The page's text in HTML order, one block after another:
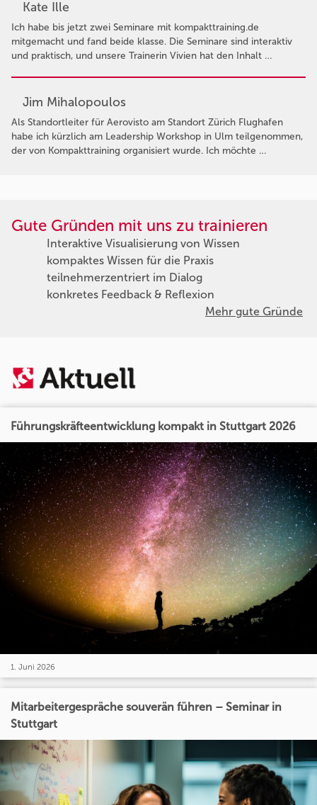
Kate Ille
Ich habe bis jetzt zwei Seminare mit kompakttraining.de
mitgemacht und fand beide klasse. Die Seminare sind interaktiv
und praktisch, und unsere Trainerin Vivien hat den Inhalt …
Jim Mihalopoulos
Als Standortleiter für Aerovisto am Standort Zürich Flughafen
habe ich kürzlich am Leadership Workshop in Ulm teilgenommen,
der von Kompakttraining organisiert wurde. Ich möchte …
Gute Gründen mit uns zu trainieren
Interaktive Visualisierung von Wissen
kompaktes Wissen für die Praxis
teilnehmerzentriert im Dialog
konkretes Feedback & Reflexion
Mehr gute Gründe
Führungskräfteentwicklung kompakt in Stuttgart 2026
1. Juni 2026
Mitarbeitergespräche souverän führen – Seminar in
Stuttgart